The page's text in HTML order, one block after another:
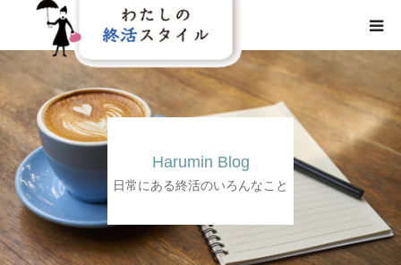
Harumin Blog
日常にある終活のいろんなこと
わたしの終活スタイルとは
事業概要
事業内容